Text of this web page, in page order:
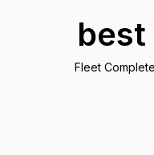
Fleet